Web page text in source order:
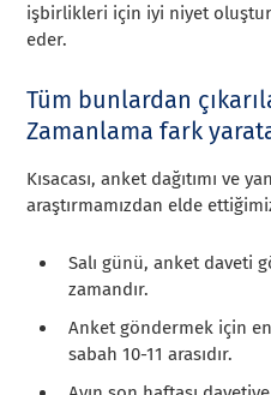
işbirlikleri için iyi niyet
eder.
Tüm bunlardan
Zamanlama fark
Kısacası, anket dağıtımı ve
araştırmamızdan elde
Salı günü, anket daveti
zamandır.
Anket göndermek için
sabah 10-11 arasıdır.